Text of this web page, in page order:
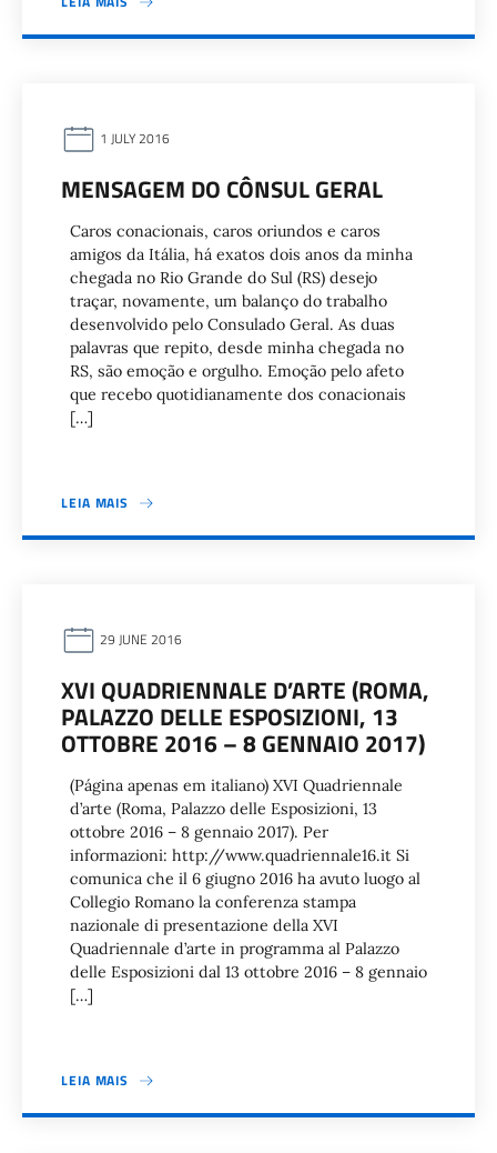
1 JULY 2016
MENSAGEM DO CÔNSUL GERAL
Caros conacionais, caros oriundos e caros
amigos da Itália, há exatos dois anos da minha
chegada no Rio Grande do Sul (RS) desejo
traçar, novamente, um balanço do trabalho
desenvolvido pelo Consulado Geral. As duas
palavras que repito, desde minha chegada no
RS, são emoção e orgulho. Emoção pelo afeto
que recebo quotidianamente dos conacionais
[…]
LEIA MAIS
29 JUNE 2016
XVI QUADRIENNALE D’ARTE (ROMA,
PALAZZO DELLE ESPOSIZIONI, 13
OTTOBRE 2016 – 8 GENNAIO 2017)
(Página apenas em italiano) XVI Quadriennale
d’arte (Roma, Palazzo delle Esposizioni, 13
ottobre 2016 – 8 gennaio 2017). Per
informazioni: http://www.quadriennale16.it Si
comunica che il 6 giugno 2016 ha avuto luogo al
Collegio Romano la conferenza stampa
nazionale di presentazione della XVI
Quadriennale d’arte in programma al Palazzo
delle Esposizioni dal 13 ottobre 2016 – 8 gennaio
[…]
LEIA MAIS